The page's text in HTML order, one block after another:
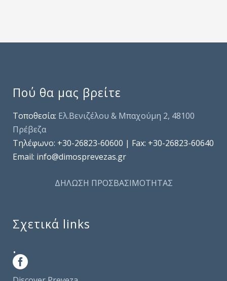
Πού θα μας βρείτε
Τοποθεσία: Ελ.Βενιζέλου & Μπαχούμη 2, 48100
Πρέβεζα
Τηλέφωνo: +30-26823-60600 | Fax: +30-26823-60640
Email: info@dimosprevezas.gr
ΔΗΛΩΣΗ ΠΡΟΣΒΑΣΙΜΟΤΗΤΑΣ
Σχετικά links
.